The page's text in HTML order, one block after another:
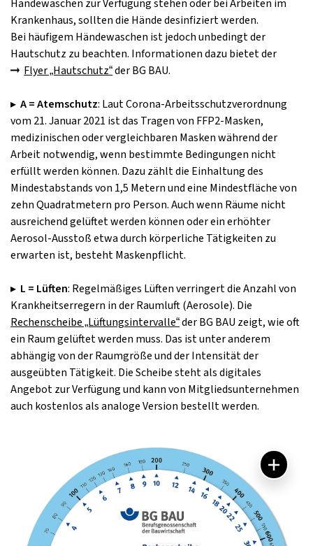
Händewaschen zur Verfügung stehen oder bei Arbeiten im
Krankenhaus, sollten die Hände desinfiziert werden.
Bei häufigem Händewaschen ist jedoch unbedingt der
Hautschutz zu beachten. Informationen dazu bietet der
Flyer „Hautschutz“der BG BAU.
▸ A = Atemschutz: Laut Corona­-Arbeitsschutzverordnung
vom 21. Januar 2021 ist das Tragen von FFP2­-Masken,
medizinischen oder vergleichbaren Masken während der
Arbeit notwendig, wenn bestimmte Bedingungen nicht
erfüllt werden können. Dazu zählt die Einhaltung des
Mindestabstands von 1,5 Metern und eine Mindestfläche von
zehn Quadratmetern pro Person. Auch wenn Räume nicht
ausreichend gelüftet werden können oder ein erhöhter
Aerosol­-Ausstoß etwa durch körperliche Tätigkeiten zu
erwarten ist, besteht Maskenpflicht.
▸ L = Lüften: Regelmäßiges Lüften verringert die Anzahl von
Krankheitserregern in der Raumluft (Aerosole). Die
Rechenscheibe „Lüftungsintervalle“der BG BAU zeigt, wie oft
ein Raum gelüftet werden muss. Das ist unter anderem
abhängig von der Raumgröße und der Intensität der
ausgeübten Tätigkeit. Die Scheibe steht als digitales
Angebot zur Verfügung und kann von Mitgliedsunternehmen
auch kostenlos als analoge Version bestellt werden.